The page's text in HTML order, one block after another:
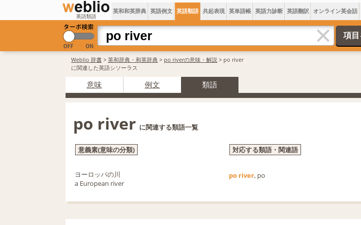
英語類語
英和和英辞典 英語例文 英語類語 共起表現 英単語帳 英語力診断 英語翻訳 オンライン英会話
Weblio 辞書 > 英和辞典・和英辞典 > po riverの意味・解説 > po river
に関連した英語シソーラス
意味 例文 類語
po river に関連する類語一覧
意義素(意味の分類) 対応する類語・関連語
ヨーロッパの川
a European river
po river, po